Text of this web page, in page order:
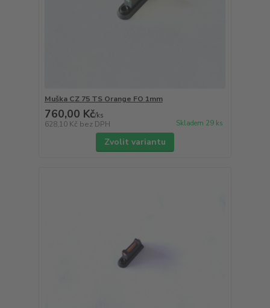
Muška CZ 75 TS Orange FO 1mm
760,00 Kč/ks
628,10 Kč bez DPH Skladem 29 ks
Zvolit variantu